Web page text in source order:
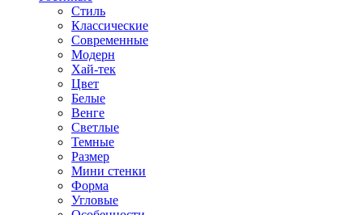
Стиль
Классические
Современные
Модерн
Хай-тек
Цвет
Белые
Венге
Светлые
Темные
Размер
Мини стенки
Форма
Угловые